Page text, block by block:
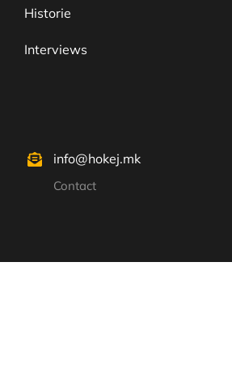
Historie
Interviews
info@hokej.mk
Contact